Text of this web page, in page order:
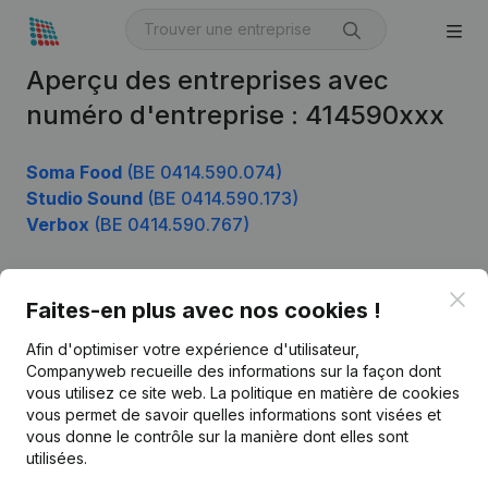
Aperçu des entreprises avec
numéro d'entreprise : 414590xxx
Soma Food (BE 0414.590.074)
Studio Sound (BE 0414.590.173)
Verbox (BE 0414.590.767)
Faites-en plus avec nos cookies !
Afin d'optimiser votre expérience d'utilisateur,
Companyweb recueille des informations sur la façon dont
vous utilisez ce site web. La politique en matière de cookies
vous permet de savoir quelles informations sont visées et
vous donne le contrôle sur la manière dont elles sont
utilisées.
Français
Kantorenpark Everest
Produit
Informations d’entreprise
Monitoring
Recherche internationale